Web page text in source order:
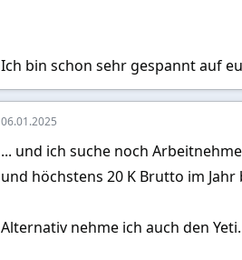
Ich bin schon sehr gespannt auf
06.01.2025
... und ich suche noch
und höchstens 20 K Brutto im Jahr
Alternativ nehme ich auch den Yeti.